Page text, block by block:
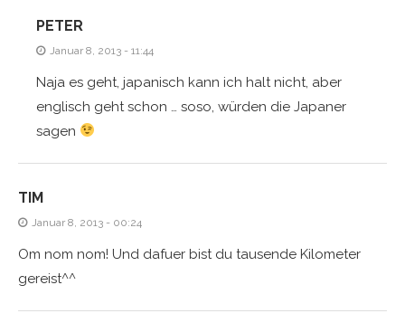
PETER
Januar 8, 2013 - 11:44
Naja es geht, japanisch kann ich halt nicht, aber
englisch geht schon … soso, würden die Japaner
sagen
TIM
Januar 8, 2013 - 00:24
Om nom nom! Und dafuer bist du tausende Kilometer
gereist^^